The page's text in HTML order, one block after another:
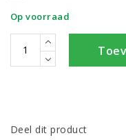
Op voorraad
Deel dit product